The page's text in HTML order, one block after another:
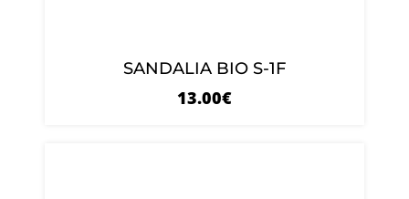
SANDALIA BIO S-1F
13.00€